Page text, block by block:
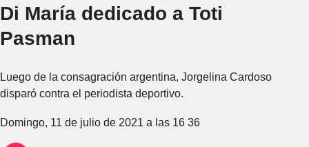
Di María dedicado a Toti
Pasman
Luego de la consagración argentina, Jorgelina Cardoso
disparó contra el periodista deportivo.
Domingo, 11 de julio de 2021 a las 16 36